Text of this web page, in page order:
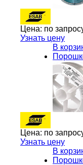
Цена: по
Узнать цену
В
Цена: по
Узнать цену
В